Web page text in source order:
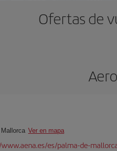
Ofertas de
Ver en mapa
es/palma-de-